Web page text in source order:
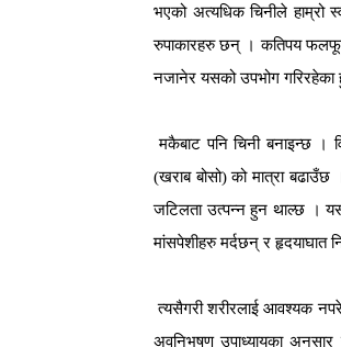
भएको अत्यधिक चिनीले हाम्रो
रुपाकारहरु छन् । कतिपय
नजानेर यसको उपभोग
मकैबाट पनि चिनी बनाइन्छ ।
(खराब बोसो) को मात्रा
जटिलता उत्पन्न हुन थाल्छ ।
मांसपेशीहरु मर्दछन् र हृदयाघात
त्यसैगरी शरीरलाई आवश्यक
अवनिभुषण उपाध्यायका